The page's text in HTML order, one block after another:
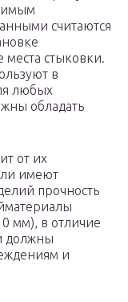
считаются
места стыковки.
в
любых
обладать
от их
имеют
прочность
мм), в отличие
должны
и